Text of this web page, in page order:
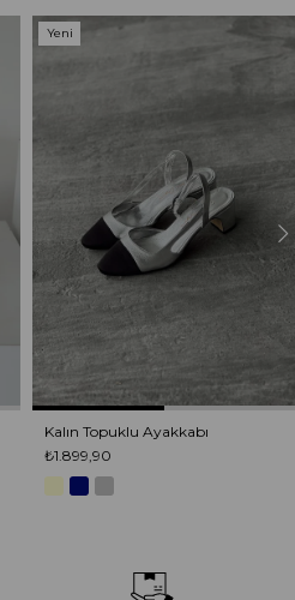
Kalın Topuklu Ayakkabı
₺1.899,90
Yeni